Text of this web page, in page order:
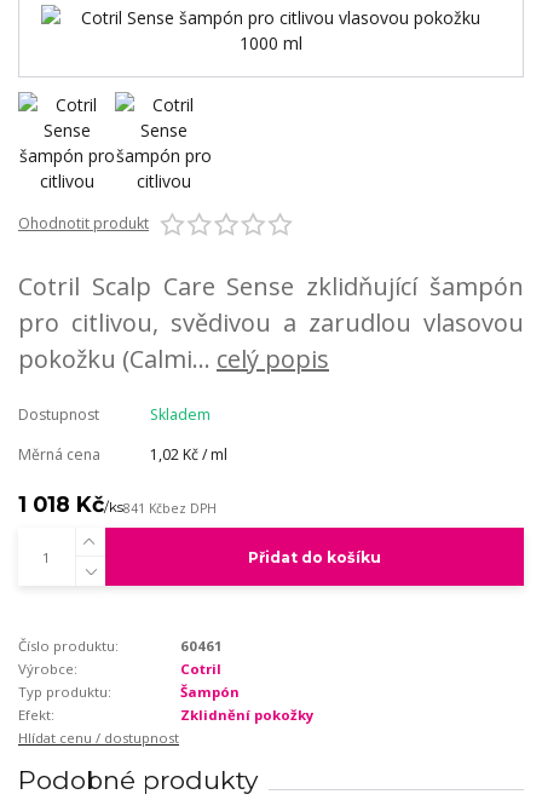
Ohodnotit produkt
Cotril Scalp Care Sense zklidňující šampón
pro citlivou, svědivou a zarudlou vlasovou
pokožku (Calmi... celý popis
Dostupnost
Skladem
Měrná cena
1,02 Kč / ml
1 018 Kč/ks841 Kčbez DPH
Přidat do košíku
Číslo produktu:
60461
Výrobce:
Cotril
Typ produktu:
Šampón
Efekt:
Zklidnění pokožky
Hlídat cenu / dostupnost
Podobné produkty